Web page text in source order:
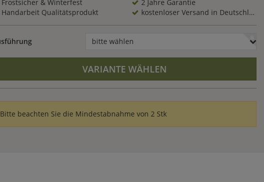
Frostsicher & Winterfest
2 Jahre Garantie
Handarbeit Qualitätsprodukt
kostenloser Versand in Deutschland
bitte wählen
VARIANTE WÄHLEN
Bitte beachten Sie die Mindestabnahme von 2 Stk